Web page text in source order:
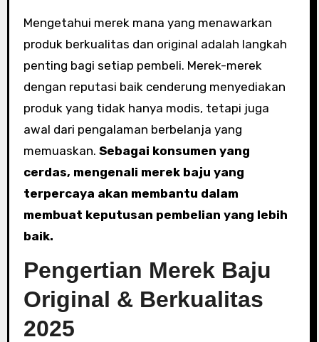
Mengetahui merek mana yang menawarkan
produk berkualitas dan original adalah langkah
penting bagi setiap pembeli. Merek-merek
dengan reputasi baik cenderung menyediakan
produk yang tidak hanya modis, tetapi juga
awal dari pengalaman berbelanja yang
memuaskan. Sebagai konsumen yang
cerdas, mengenali merek baju yang
terpercaya akan membantu dalam
membuat keputusan pembelian yang lebih
baik.
Pengertian Merek Baju
Original & Berkualitas
2025